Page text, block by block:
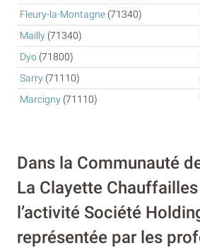
Fleury-la-Montagne (71340)
Mailly (71340)
Dyo (71800)
Sarry (71110)
Marcigny (71110)
Dans la Communauté
La Clayette
l’activité Société
représentée par les